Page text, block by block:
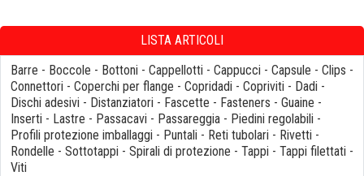
LISTA ARTICOLI
Barre - Boccole - Bottoni - Cappellotti - Cappucci - Capsule - Clips -
Connettori - Coperchi per flange - Copridadi - Copriviti - Dadi -
Dischi adesivi - Distanziatori - Fascette - Fasteners - Guaine -
Inserti - Lastre - Passacavi - Passareggia - Piedini regolabili -
Profili protezione imballaggi - Puntali - Reti tubolari - Rivetti -
Rondelle - Sottotappi - Spirali di protezione - Tappi - Tappi filettati -
Viti